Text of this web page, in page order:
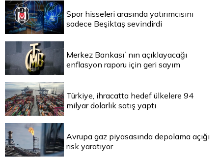
Spor hisseleri arasında yatırımcısını
sadece Beşiktaş sevindirdi
Merkez Bankası`nın açıklayacağı
enflasyon raporu için geri sayım
Türkiye, ihracatta hedef ülkelere 94
milyar dolarlık satış yaptı
Avrupa gaz piyasasında depolama açığı
risk yaratıyor